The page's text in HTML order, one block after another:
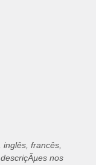
francês,
nos